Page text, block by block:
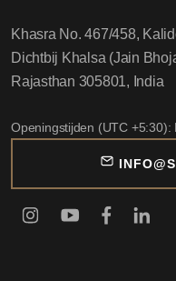
Khasra No. 467/458,
Dichtbij Khalsa (Jain
Rajasthan 305801, India
Openingstijden (UTC